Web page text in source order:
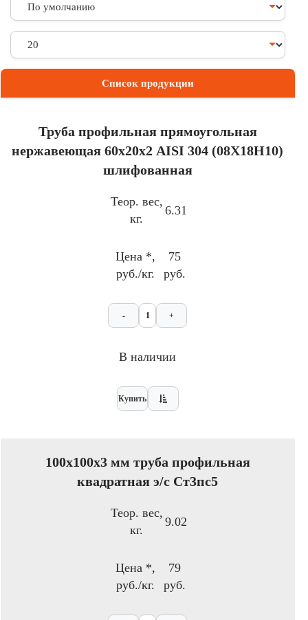
Список продукции
Труба профильная прямоугольная
нержавеющая 60х20х2 AISI 304 (08Х18Н10)
шлифованная
Теор. вес,
кг.
6.31
Цена *,
руб./кг.
75
руб.
- +
В наличии
Купить
100x100х3 мм труба профильная
квадратная э/с Ст3пс5
Теор. вес,
кг.
9.02
Цена *,
руб./кг.
79
руб.